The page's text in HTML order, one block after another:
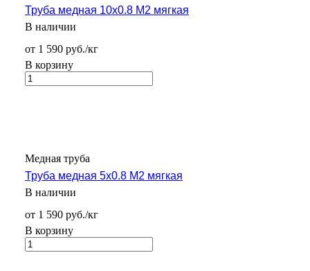
Труба медная 10х0.8 М2 мягкая
В наличии
от 1 590 руб./кг
В корзину
Медная труба
Труба медная 5х0.8 М2 мягкая
В наличии
от 1 590 руб./кг
В корзину